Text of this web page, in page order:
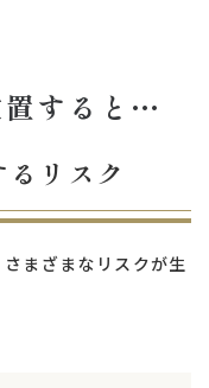
置すると…
リスク
まざまなリスクが生